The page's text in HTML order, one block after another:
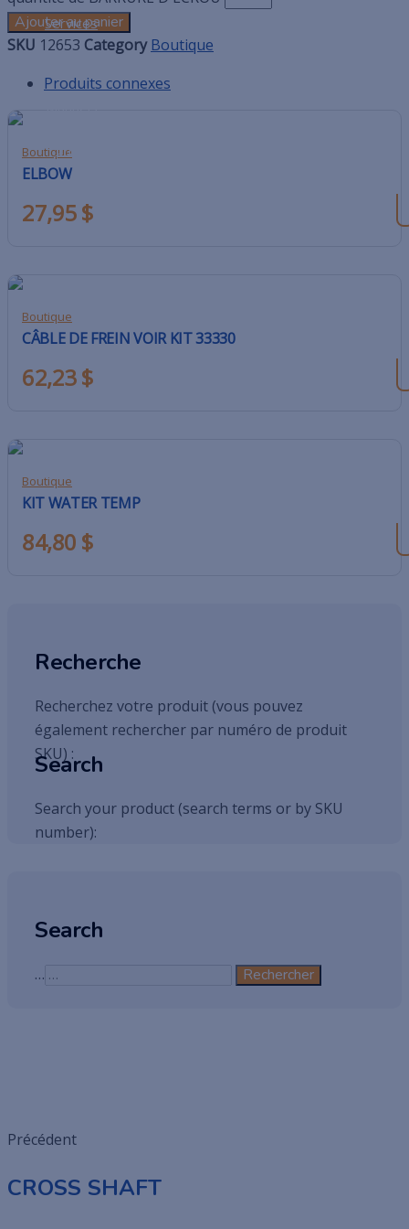
Services
Emploi
Ajouter au panier
SKU 12653 Category Boutique
Produits connexes
Boutique
ELBOW
27,95$
Boutique
CÂBLE DE FREIN VOIR KIT 33330
62,23$
Boutique
KIT WATER TEMP
84,80 $
Recherche
Recherchez votre produit (vous pouvez
également rechercher par numéro de produit
SKU) :
Search
Search your product (search terms or by SKU
number):
Search
… Rechercher
Précédent
CROSS SHAFT